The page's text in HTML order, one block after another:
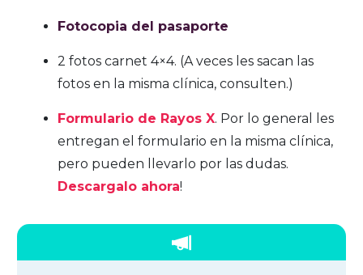
Fotocopia del pasaporte
2 fotos carnet 4×4. (A veces les sacan las
fotos en la misma clínica, consulten.)
Formulario de Rayos X. Por lo general les
entregan el formulario en la misma clínica,
pero pueden llevarlo por las dudas.
Descargalo ahora!